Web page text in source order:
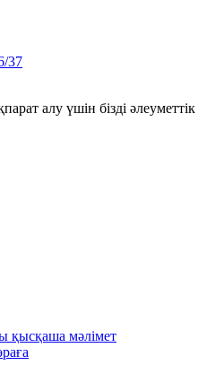
37
алу үшін бізді әлеуметтік
мәлімет